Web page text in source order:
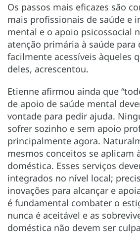
Os passos mais eficazes são
mais profissionais de saúde e
mental e o apoio psicossocial
atenção primária à saúde para
facilmente acessíveis àqueles
deles, acrescentou.
Etienne afirmou ainda que
de apoio de saúde mental
vontade para pedir ajuda.
sofrer sozinho e sem apoio
principalmente agora.
mesmos conceitos se aplicam
doméstica. Esses serviços
integrados no nível local;
inovações para alcançar e
é fundamental combater o
nunca é aceitável e as
doméstica não devem ser